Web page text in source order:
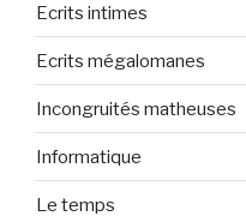
Ecrits intimes
Ecrits mégalomanes
Incongruités matheuses
Informatique
Le temps